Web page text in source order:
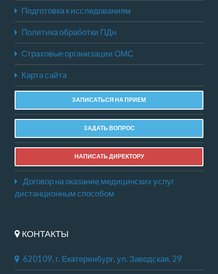
Подготовка к исследованиям
Политика обработки ПДн
Страховые организации ОМС
Карта сайта
ЗАПИСАТЬСЯ НА ПРИЕМ
ЗАДАТЬ ВОПРОС
НАПИСАТЬ ДИРЕКТОРУ
Договор на оказание медицинских услуг
дистанционным способом
КОНТАКТЫ
620109, г. Екатеринбург, ул. Заводская, 29